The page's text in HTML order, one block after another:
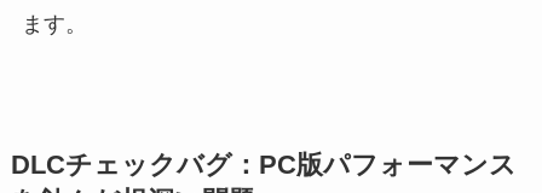
ます。
DLCチェックバグ：PC版パフォーマンス